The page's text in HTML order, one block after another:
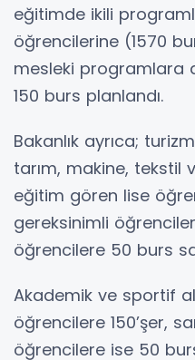
eğitimde ikili
öğrencilerine (1570
mesleki programlara
150 burs planlandı.
Bakanlık ayrıca;
tarım, makine, tekstil
eğitim gören lise
gereksinimli
öğrencilere 50 burs
Akademik ve sportif
öğrencilere 150’şer,
öğrencilere ise 50